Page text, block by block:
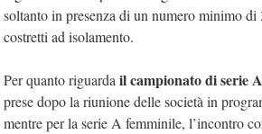
soltanto in presenza di un numero minimo
costretti ad isolamento.
Per quanto riguardail campionato di serie
prese dopo la riunione delle società in
mentre per la serie A femminile, l’incontro